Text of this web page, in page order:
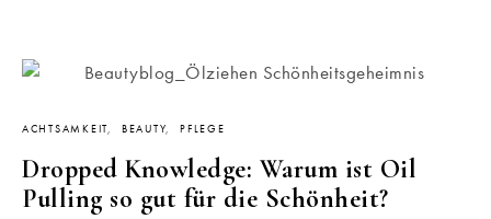
ACHTSAMKEIT BEAUTY PFLEGE
Dropped Knowledge: Warum ist Oil
Pulling so gut für die Schönheit?